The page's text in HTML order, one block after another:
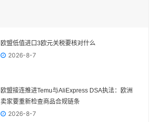
欧盟低值进口3欧元关税要核对什么
2026-8-7
欧盟接连推进Temu与AliExpress DSA执法：欧洲
卖家要重新检查商品合规链条
2026-8-7